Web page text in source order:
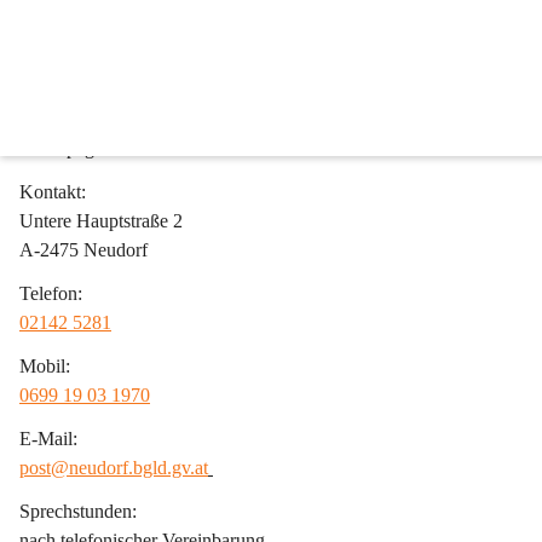
Als Bürgermeister ist es mir ein großes Anliegen, den
Kontakt:
Untere Hauptstraße 2
A-2475 Neudorf
Telefon:
02142 5281
Mobil:
0699 19 03 1970
E-Mail:
post@neudorf.bgld.gv.at
Sprechstunden: